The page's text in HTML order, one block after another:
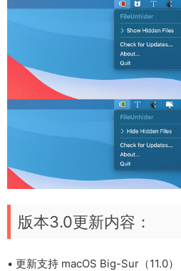
版本3.0更新内容：
• 更新支持 macOS Big-Sur（11.0）